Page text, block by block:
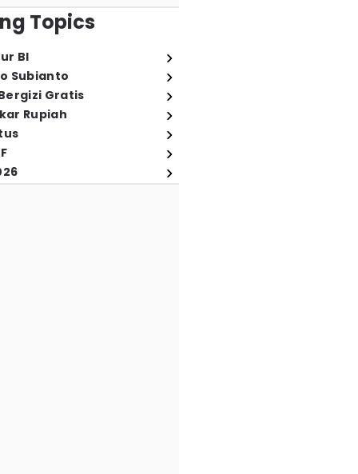
Topics
BI
Subianto
Gratis
Rupiah